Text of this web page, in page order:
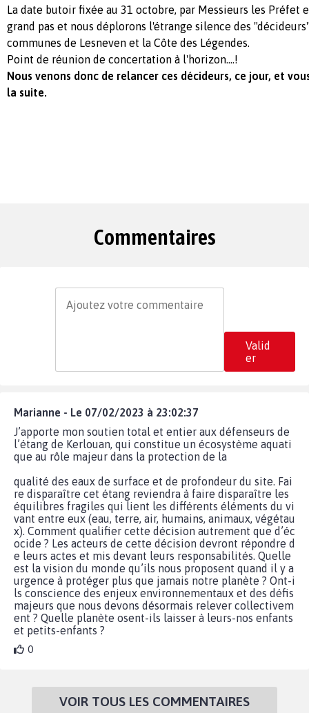
La date butoir fixée au 31 octobre, par Messieurs les Préfet
grand pas et nous déplorons l'étrange silence des
communes de Lesneven et la Côte des Légendes.
Point de réunion de concertation à l'horizon....!
Nous venons donc de relancer ces décideurs, ce jour, et
la suite.
Commentaires
Valid
er
Marianne - Le 07/02/2023 à 23:02:37
J’apporte mon soutien total et entier aux défenseurs de
l’étang de Kerlouan, qui constitue un écosystème aquati
que au rôle majeur dans la protection de la
qualité des eaux de surface et de profondeur du site. Fai
re disparaître cet étang reviendra à faire disparaître les
équilibres fragiles qui lient les différents éléments du vi
vant entre eux (eau, terre, air, humains, animaux, végétau
x). Comment qualifier cette décision autrement que d’éc
ocide ? Les acteurs de cette décision devront répondre d
e leurs actes et mis devant leurs responsabilités. Quelle
est la vision du monde qu’ils nous proposent quand il y a
urgence à protéger plus que jamais notre planète ? Ont-i
ls conscience des enjeux environnementaux et des défis
majeurs que nous devons désormais relever collectivem
ent ? Quelle planète osent-ils laisser à leurs-nos enfants
et petits-enfants ?
0
VOIR TOUS LES COMMENTAIRES